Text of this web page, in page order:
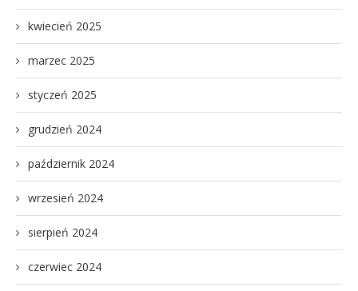
kwiecień 2025
marzec 2025
styczeń 2025
grudzień 2024
październik 2024
wrzesień 2024
sierpień 2024
czerwiec 2024